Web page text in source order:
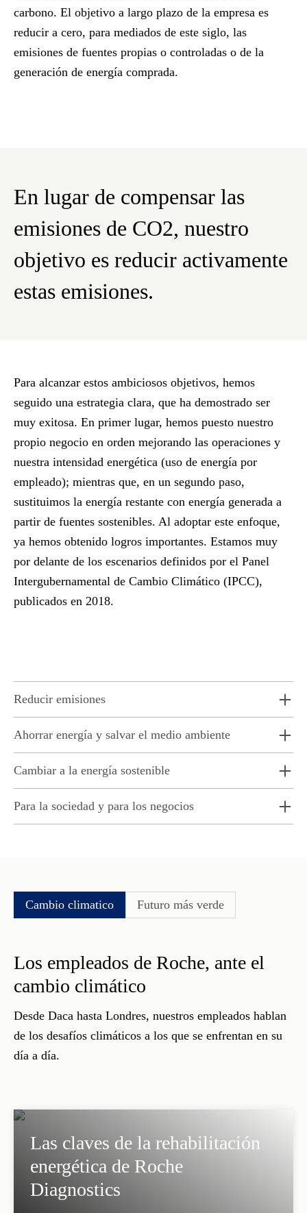
carbono. El objetivo a largo plazo de la empresa es
reducir a cero, para mediados de este siglo, las
emisiones de fuentes propias o controladas o de la
generación de energía comprada.
En lugar de compensar las
emisiones de CO2, nuestro
objetivo es reducir activamente
estas emisiones.
Para alcanzar estos ambiciosos objetivos, hemos
seguido una estrategia clara, que ha demostrado ser
muy exitosa. En primer lugar, hemos puesto nuestro
propio negocio en orden mejorando las operaciones y
nuestra intensidad energética (uso de energía por
empleado); mientras que, en un segundo paso,
sustituimos la energía restante con energía generada a
partir de fuentes sostenibles. Al adoptar este enfoque,
ya hemos obtenido logros importantes. Estamos muy
por delante de los escenarios definidos por el Panel
Intergubernamental de Cambio Climático (IPCC),
publicados en 2018.
Reducir emisiones
Ahorrar energía y salvar el medio ambiente
Cambiar a la energía sostenible
Para la sociedad y para los negocios
Cambio climatico Futuro más verde
Los empleados de Roche, ante el
cambio climático
Desde Daca hasta Londres, nuestros empleados hablan
de los desafíos climáticos a los que se enfrentan en su
día a día.
Las claves de la rehabilitación
energética de Roche
Diagnostics